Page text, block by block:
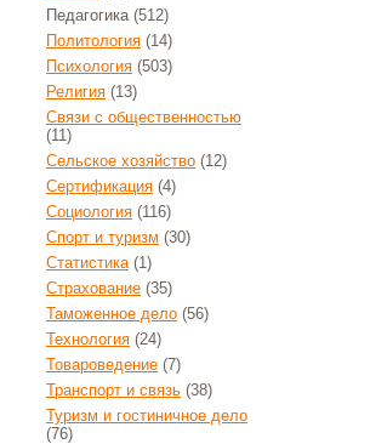
Педагогика(512)
Политология (14)
Психология (503)
Религия (13)
Связи с общественностью
(11)
Сельское хозяйство (12)
Сертификация (4)
Социология (116)
Спорт и туризм (30)
Статистика(1)
Страхование (35)
Таможенное дело (56)
Технология (24)
Товароведение (7)
Транспорт и связь (38)
Туризм и гостиничное дело
(76)